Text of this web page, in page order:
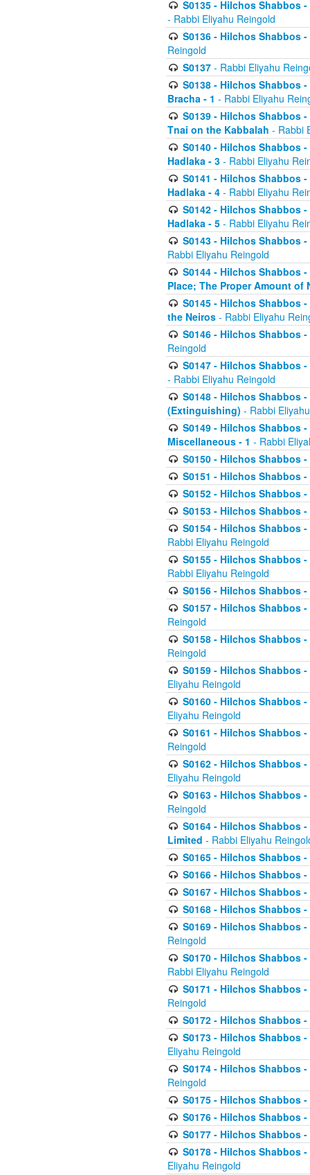
S0135 - Hilchos Shabbos
- Rabbi Eliyahu Reingold
S0136 - Hilchos Shabbos
Reingold
S0137- Rabbi Eliyahu
S0138 - Hilchos Shabbos
Bracha - 1 - Rabbi Eliyahu
S0139 - Hilchos Shabbos
Tnai on the Kabbalah - Rabbi
S0140 - Hilchos Shabbos
Hadlaka - 3 - Rabbi Eliyahu
S0141 - Hilchos Shabbos
Hadlaka - 4 - Rabbi Eliyahu
S0142 - Hilchos Shabbos
Hadlaka - 5 - Rabbi Eliyahu
S0143 - Hilchos Shabbos
Rabbi Eliyahu Reingold
S0144 - Hilchos Shabbos
Place; The Proper Amount of
S0145 - Hilchos Shabbos
the Neiros - Rabbi Eliyahu
S0146 - Hilchos Shabbos
Reingold
S0147 - Hilchos Shabbos
- Rabbi Eliyahu Reingold
S0148 - Hilchos Shabbos
(Extinguishing) - Rabbi
S0149 - Hilchos Shabbos
Miscellaneous - 1 - Rabbi
S0150 - Hilchos Shabbos
S0151 - Hilchos Shabbos
S0152 - Hilchos Shabbos
S0153 - Hilchos Shabbos
S0154 - Hilchos Shabbos
Rabbi Eliyahu Reingold
S0155 - Hilchos Shabbos
Rabbi Eliyahu Reingold
S0156 - Hilchos Shabbos
S0157 - Hilchos Shabbos
Reingold
S0158 - Hilchos Shabbos
Reingold
S0159 - Hilchos Shabbos
Eliyahu Reingold
S0160 - Hilchos Shabbos
Eliyahu Reingold
S0161 - Hilchos Shabbos
Reingold
S0162 - Hilchos Shabbos
Eliyahu Reingold
S0163 - Hilchos Shabbos
Reingold
S0164 - Hilchos Shabbos
Limited - Rabbi Eliyahu
S0165 - Hilchos Shabbos
S0166 - Hilchos Shabbos
S0167 - Hilchos Shabbos
S0168 - Hilchos Shabbos
S0169 - Hilchos Shabbos
Reingold
S0170 - Hilchos Shabbos
Rabbi Eliyahu Reingold
S0171 - Hilchos Shabbos
Reingold
S0172 - Hilchos Shabbos
S0173 - Hilchos Shabbos
Eliyahu Reingold
S0174 - Hilchos Shabbos
Reingold
S0175 - Hilchos Shabbos
S0176 - Hilchos Shabbos
S0177 - Hilchos Shabbos
S0178 - Hilchos Shabbos
Eliyahu Reingold